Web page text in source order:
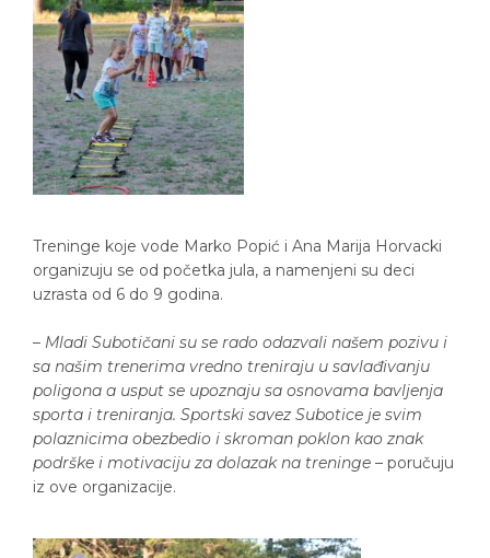
Treninge koje vode Marko Popić i Ana Marija Horvacki
organizuju se od početka jula, a namenjeni su deci
uzrasta od 6 do 9 godina.
– Mladi Subotičani su se rado odazvali našem pozivu i
sa našim trenerima vredno treniraju u savlađivanju
poligona a usput se upoznaju sa osnovama bavljenja
sporta i treniranja. Sportski savez Subotice je svim
polaznicima obezbedio i skroman poklon kao znak
podrške i motivaciju za dolazak na treninge – poručuju
iz ove organizacije.